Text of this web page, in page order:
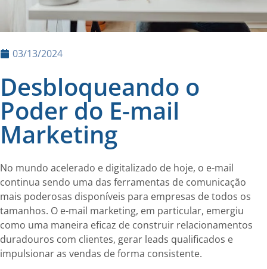
03/13/2024
Desbloqueando o
Poder do E-mail
Marketing
No mundo acelerado e digitalizado de hoje, o e-mail
continua sendo uma das ferramentas de comunicação
mais poderosas disponíveis para empresas de todos os
tamanhos. O e-mail marketing, em particular, emergiu
como uma maneira eficaz de construir relacionamentos
duradouros com clientes, gerar leads qualificados e
impulsionar as vendas de forma consistente.